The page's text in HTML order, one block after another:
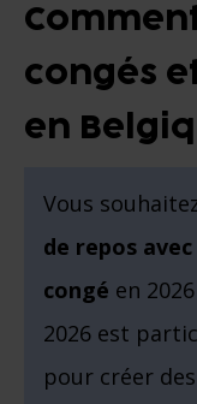
congés
en
Vous
de repos
congé en
2026 est
pour créer des